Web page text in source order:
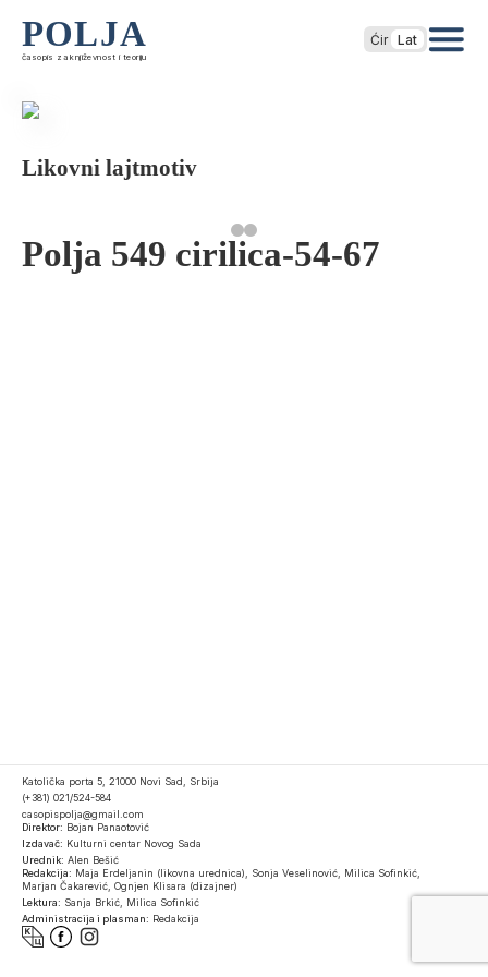
POLJA
časopis za književnost i teoriju
Ćir Lat
Likovni lajtmotiv
Polja 549 cirilica-54-67
Katolička porta 5, 21000 Novi Sad, Srbija
(+381) 021/524-584
casopispolja@gmail.com
Direktor: Bojan Panaotović
Izdavač: Kulturni centar Novog Sada
Urednik: Alen Bešić
Redakcija: Maja Erdeljanin (likovna urednica), Sonja Veselinović, Milica Sofinkić,
Marjan Čakarević, Ognjen Klisara (dizajner)
Lektura: Sanja Brkić, Milica Sofinkić
Administracija i plasman: Redakcija